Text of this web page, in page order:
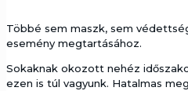
Többé sem maszk, sem
esemény megtartásához.
Sokaknak okozott nehéz
ezen is túl vagyunk. Hatalmas